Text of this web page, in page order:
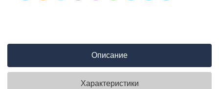
Описание
Характеристики